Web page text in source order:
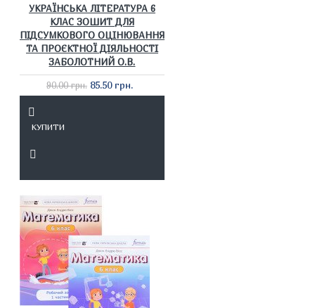
УКРАЇНСЬКА ЛІТЕРАТУРА 6
КЛАС ЗОШИТ ДЛЯ
ПІДСУМКОВОГО ОЦІНЮВАННЯ
ТА ПРОЄКТНОЇ ДІЯЛЬНОСТІ
ЗАБОЛОТНИЙ О.В.
90.00 грн. 85.50 грн.
КУПИТИ